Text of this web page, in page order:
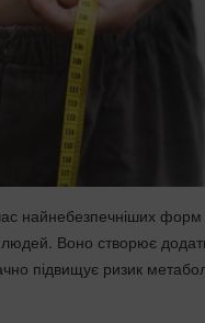
найнебезпечніших форм
людей. Воно створює
підвищує ризик